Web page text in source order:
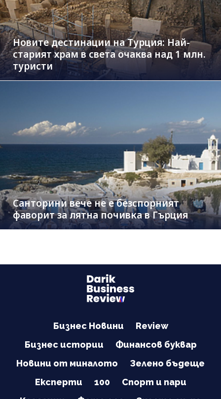
Новите дестинации на Турция: Най-
старият храм в света очаква над 1 млн.
туристи
Санторини вече не е безспорният
фаворит за лятна почивка в Гърция
Бизнес Новини
Review
Бизнес истории
Финансов буквар
Новини от миналото
Зелено бъдеще
Експерти
100
Спорт и пари